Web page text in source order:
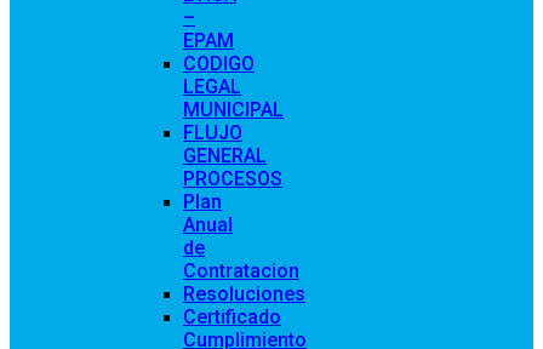
–
EPAM
CODIGO
LEGAL
MUNICIPAL
FLUJO
GENERAL
PROCESOS
Plan
Anual
de
Contratacion
Resoluciones
Certificado
Cumplimiento